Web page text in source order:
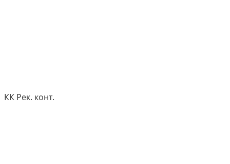
КК Рек. конт.